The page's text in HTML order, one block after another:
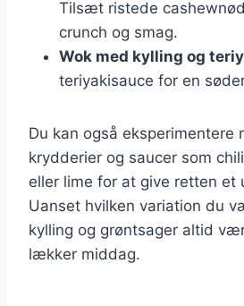
Tilsæt ristede
crunch og smag.
Wok med kylling og
teriyakisauce for en
Du kan også eksperimentere
krydderier og saucer som
eller lime for at give retten et
Uanset hvilken variation du
kylling og grøntsager altid
lækker middag.